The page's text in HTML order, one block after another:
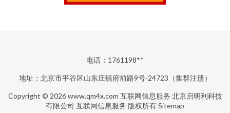
电话：1761198**
地址：北京市平谷区山东庄镇府前路9号-24723（集群注册）
Copyright © 2026www.qm4x.com 互联网信息服务 北京启明利科技
有限公司 互联网信息服务 版权所有Sitemap